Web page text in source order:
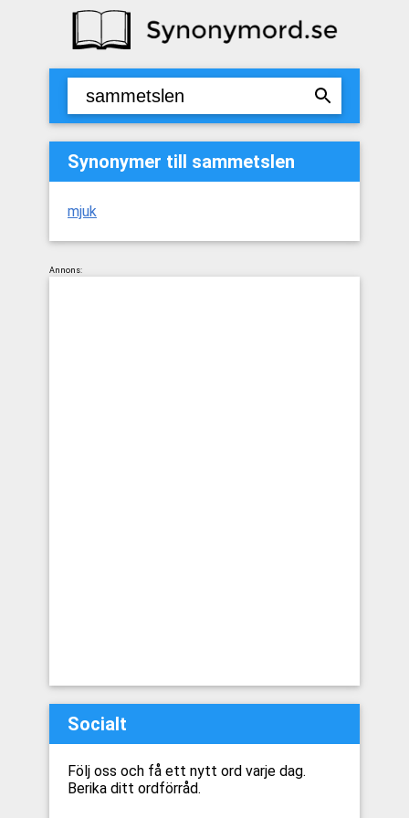
Synonymer till sammetslen
mjuk
Annons:
Socialt
Följ oss och få ett nytt ord varje dag.
Berika ditt ordförråd.